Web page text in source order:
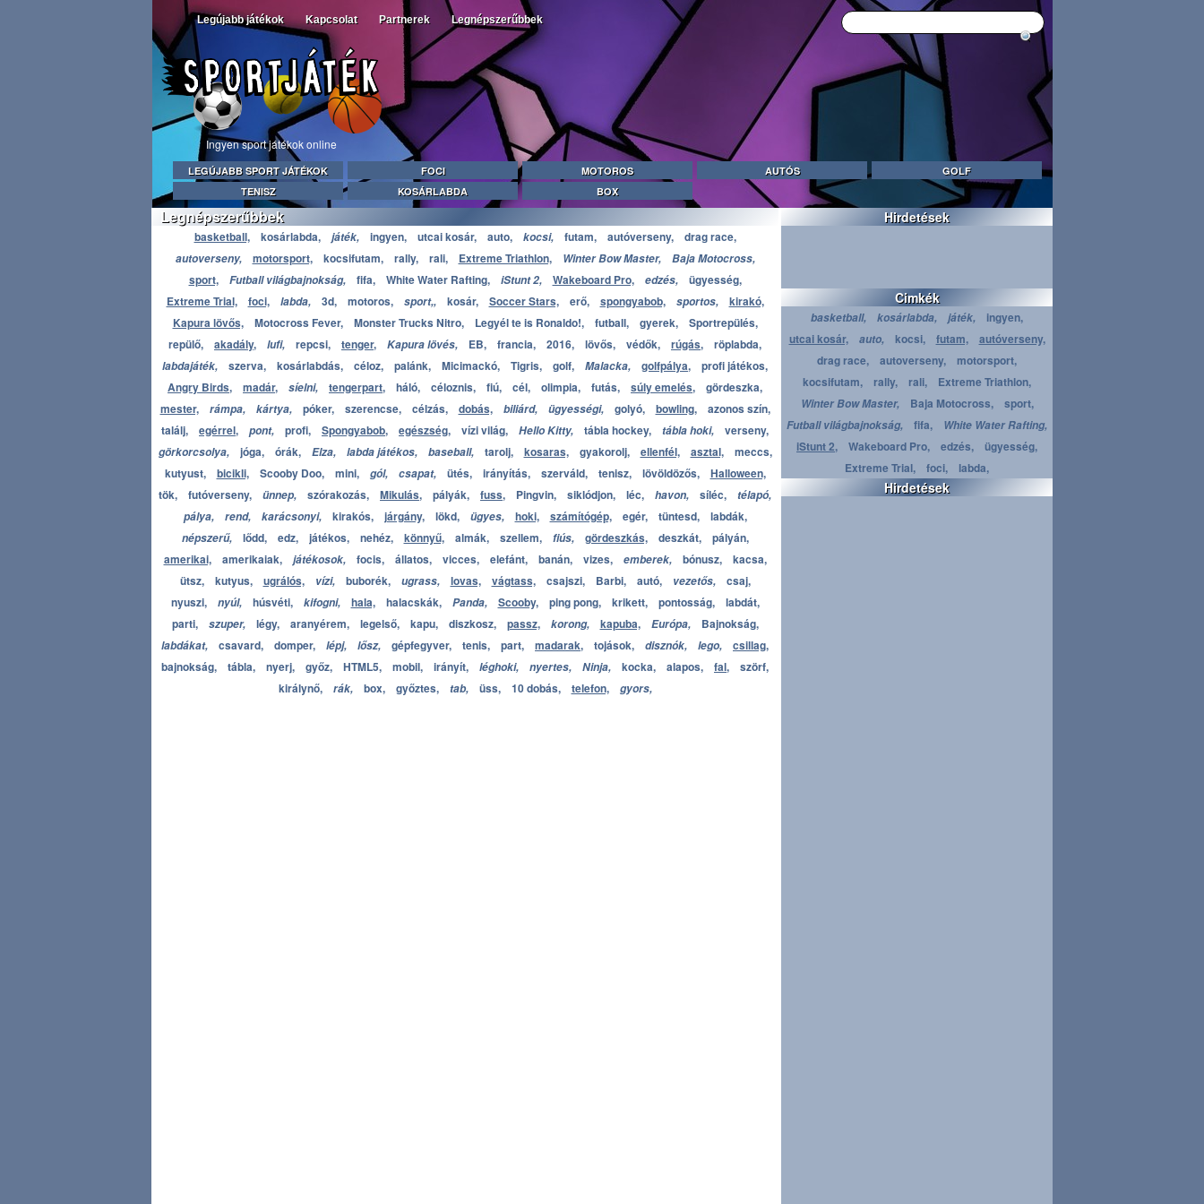
Legújabb játékok Kapcsolat Partnerek Legnépszerűbbek
Ingyen sport játékok online
LEGÚJABB SPORT JÁTÉKOK FOCI MOTOROS AUTÓS
GOLF
TENISZ
KOSÁRLABDA BOX
Legnépszerűbbek
basketball, kosárlabda, játék, ingyen, utcai kosár, auto, kocsi, futam, autóverseny, drag race,
autoverseny, motorsport, kocsifutam, rally, rali, Extreme Triathlon, Winter Bow Master, Baja Motocross,
sport, Futball világbajnokság, fifa, White Water Rafting, iStunt 2, Wakeboard Pro, edzés,
ügyesség,
Extreme Trial,
foci, labda, 3d, motoros, sport,, kosár, Soccer Stars, erő, spongyabob, sportos,
kirakó,
Kapura lövős,
Motocross Fever, Monster Trucks Nitro, Legyél te is Ronaldo!, futball, gyerek,
Sportrepülés,
repülő,
akadály, lufi, repcsi, tenger, Kapura lövés, EB, francia, 2016, lövős, védők, rúgás, röplabda,
labdajáték, szerva, kosárlabdás, céloz, palánk, Micimackó, Tigris, golf, Malacka, golfpálya,
profi játékos,
Angry Birds,
madár, síelni, tengerpart, háló, céloznis, fiú, cél, olimpia, futás, súly emelés,
gördeszka,
mester,
rámpa, kártya, póker, szerencse, célzás, dobás, biliárd, ügyességi, golyó, bowling,
azonos szín,
találj,
egérrel, pont, profi, Spongyabob, egészség, vízi világ, Hello Kitty, tábla hockey, tábla hoki, verseny,
görkorcsolya, jóga, órák, Elza, labda játékos, baseball, tarolj, kosaras, gyakorolj, ellenfél, asztal,
meccs,
kutyust,
bicikli, Scooby Doo, mini, gól, csapat, ütés, irányítás, szerváld, tenisz, lövöldözős,
Halloween,
tök,
futóverseny, ünnep, szórakozás, Mikulás, pályák, fuss, Pingvin, siklódjon, léc, havon, síléc,
télapó,
pálya,
rend, karácsonyi, kirakós, járgány, lökd, ügyes, hoki, számítógép, egér, tüntesd, labdák,
népszerű, lődd, edz, játékos, nehéz, könnyű, almák, szellem, fiús, gördeszkás, deszkát,
pályán,
amerikai,
amerikaiak, játékosok, focis, állatos, vicces, elefánt, banán, vizes, emberek, bónusz,
kacsa,
ütsz,
kutyus, ugrálós, vízi, buborék, ugrass, lovas, vágtass, csajszi, Barbi, autó, vezetős,
csaj,
nyuszi,
nyúl, húsvéti, kifogni, hala, halacskák, Panda, Scooby, ping pong, krikett, pontosság,
labdát,
parti,
szuper, légy, aranyérem, legelső, kapu, diszkosz, passz, korong, kapuba, Európa, Bajnokság,
labdákat, csavard, domper, lépj, lősz, gépfegyver, tenis, part, madarak, tojások, disznók, lego,
csillag,
bajnokság,
tábla, nyerj, győz, HTML5, mobil, irányít, léghoki, nyertes, Ninja, kocka, alapos, fal,
szörf,
királynő,
rák, box, győztes, tab, üss, 10 dobás, telefon, gyors,
Hirdetések
Cimkék
basketball, kosárlabda, játék,
ingyen,
utcai kosár,
auto, kocsi, futam,
autóverseny,
drag race,
autoverseny,
motorsport,
kocsifutam,
rally, rali, Extreme Triathlon,
Winter Bow Master, Baja Motocross, sport,
Futball világbajnokság, fifa, White Water Rafting,
iStunt 2, Wakeboard Pro, edzés,
ügyesség,
Extreme Trial,
foci, labda,
Hirdetések